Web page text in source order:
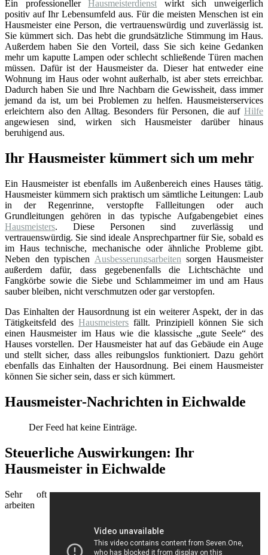
Ein professionellerHausmeisterdienst wirkt sich unweigerlich
positiv auf Ihr Lebensumfeld aus. Für die meisten Menschen ist ein
Hausmeister eine Person, die vertrauenswürdig und zuverlässig ist.
Sie kümmert sich. Das hebt die grundsätzliche Stimmung im Haus.
Außerdem haben Sie den Vorteil, dass Sie sich keine Gedanken
mehr um kaputte Lampen oder schlecht schließende Türen machen
müssen. Dafür ist der Hausmeister da. Dieser hat entweder eine
Wohnung im Haus oder wohnt außerhalb, ist aber stets erreichbar.
Dadurch haben Sie und Ihre Nachbarn die Gewissheit, dass immer
jemand da ist, um bei Problemen zu helfen. Hausmeisterservices
erleichtern also den Alltag. Besonders für Personen, die auf Hilfe
angewiesen sind, wirken sich Hausmeister darüber hinaus
beruhigend aus.
Ihr Hausmeister kümmert sich um mehr
Ein Hausmeister ist ebenfalls im Außenbereich eines Hauses tätig.
Hausmeister kümmern sich praktisch um sämtliche Leitungen: Laub
in der Regenrinne, verstopfte Fallleitungen oder auch
Grundleitungen gehören in das typische Aufgabengebiet eines
Hausmeisters. Diese Personen sind zuverlässig und
vertrauenswürdig. Sie sind ideale Ansprechpartner für Sie, sobald es
im Haus technische, mechanische oder ähnliche Probleme gibt.
Neben den typischen Ausbesserungsarbeiten sorgen Hausmeister
außerdem dafür, dass gegebenenfalls die Lichtschächte und
Fangkörbe sowie die Siebe und Schlammeimer im und am Haus
sauber bleiben, nicht verschmutzen oder gar verstopfen.
Das Einhalten der Hausordnung ist ein weiterer Aspekt, der in das
Tätigkeitsfeld desHausmeisters fällt. Prinzipiell können Sie sich
einen Hausmeister im Haus wie die klassische „gute Seele“ des
Hauses vorstellen. Der Hausmeister hat auf das Gebäude ein Auge
und stellt sicher, dass alles reibungslos funktioniert. Dazu gehört
ebenfalls das Einhalten der Hausordnung. Bei einem Hausmeister
können Sie sicher sein, dass er sich kümmert.
Hausmeister-Nachrichten in Eichwalde
Der Feed hat keine Einträge.
Steuerliche Auswirkungen: Ihr
Hausmeister in Eichwalde
Sehr oft
arbeiten